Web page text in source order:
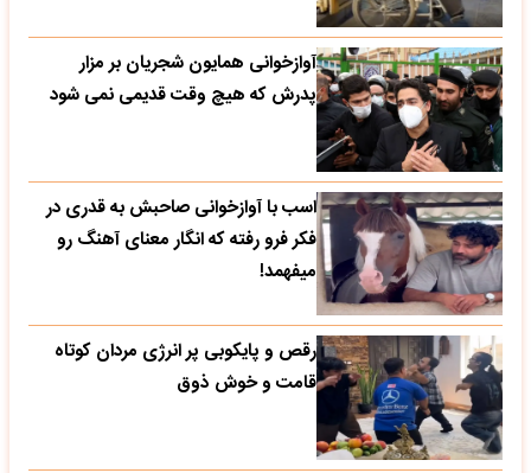
آوازخوانی همایون شجریان بر مزار
پدرش که هیچ وقت قدیمی نمی شود
اسب با آوازخوانی صاحبش به قدری در
فکر فرو رفته که انگار معنای آهنگ رو
میفهمد!
رقص و پایکوبی پر انرژی مردان کوتاه
قامت و خوش ذوق